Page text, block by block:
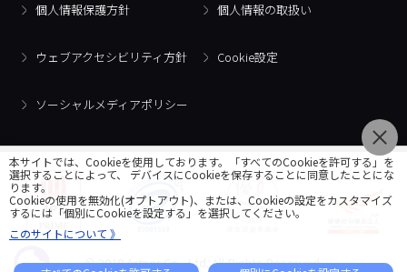
個人情報保護方針 個人情報の取扱い
ウェブアクセシビリティ方針 Cookie設定
ソーシャルメディアポリシー
© 2018 Artner Co., Ltd. All Rights Reserved.
本サイトでは、Cookieを使用しております。「すべてのCookieを許可する」を
選択することによって、 デバイスにCookieを保存することに同意したことにな
ります。
Cookieの使用を無効化(オプトアウト)、または、Cookieの設定をカスタマイズ
するには「個別にCookieを設定する」を選択してください。
このサイトについて 》